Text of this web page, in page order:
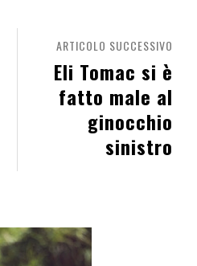
ARTICOLO SUCCESSIVO
Eli Tomac si è
fatto male al
ginocchio
sinistro